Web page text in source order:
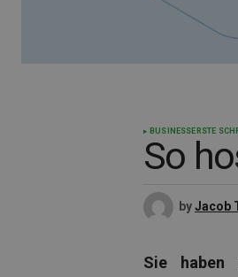
BUSINESS ERSTE
So
byJacob
Sie haben